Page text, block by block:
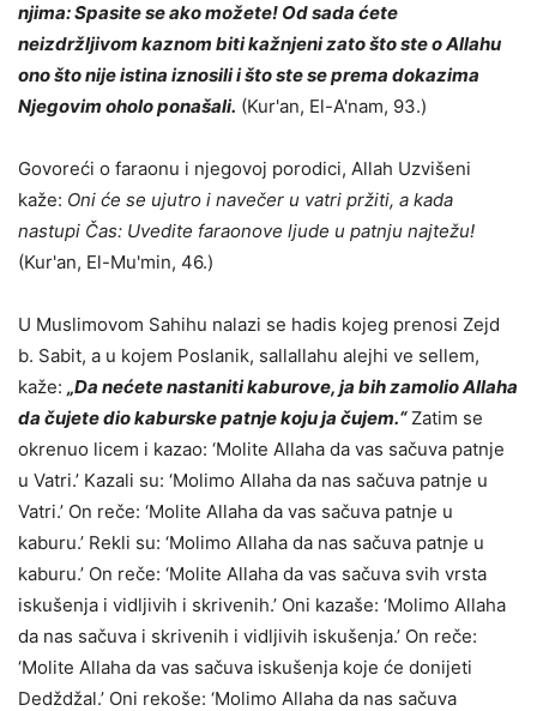
njima: Spasite se ako možete! Od sada ćete
neizdržljivom kaznom biti kažnjeni zato što ste o Allahu
ono što nije istina iznosili i što ste se prema dokazima
Njegovim oholo ponašali. (Kur'an, El-A'nam, 93.)
Govoreći o faraonu i njegovoj porodici, Allah Uzvišeni
kaže: Oni će se ujutro i navečer u vatri pržiti, a kada
nastupi Čas: Uvedite faraonove ljude u patnju najtežu!
(Kur'an, El-Mu'min, 46.)
U Muslimovom Sahihu nalazi se hadis kojeg prenosi Zejd
b. Sabit, a u kojem Poslanik, sallallahu alejhi ve sellem,
kaže: „Da nećete nastaniti kaburove, ja bih zamolio Allaha
da čujete dio kaburske patnje koju ja čujem.“Zatim se
okrenuo licem i kazao: ‘Molite Allaha da vas sačuva patnje
u Vatri.’ Kazali su: ‘Molimo Allaha da nas sačuva patnje u
Vatri.’ On reče: ‘Molite Allaha da vas sačuva patnje u
kaburu.’ Rekli su: ‘Molimo Allaha da nas sačuva patnje u
kaburu.’ On reče: ‘Molite Allaha da vas sačuva svih vrsta
iskušenja i vidljivih i skrivenih.’ Oni kazaše: ‘Molimo Allaha
da nas sačuva i skrivenih i vidljivih iskušenja.’ On reče:
‘Molite Allaha da vas sačuva iskušenja koje će donijeti
Dedždžal.’ Oni rekoše: ‘Molimo Allaha da nas sačuva